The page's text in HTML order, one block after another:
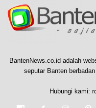
BantenNews.co.id adalah
seputar Banten
Hubungi kami: